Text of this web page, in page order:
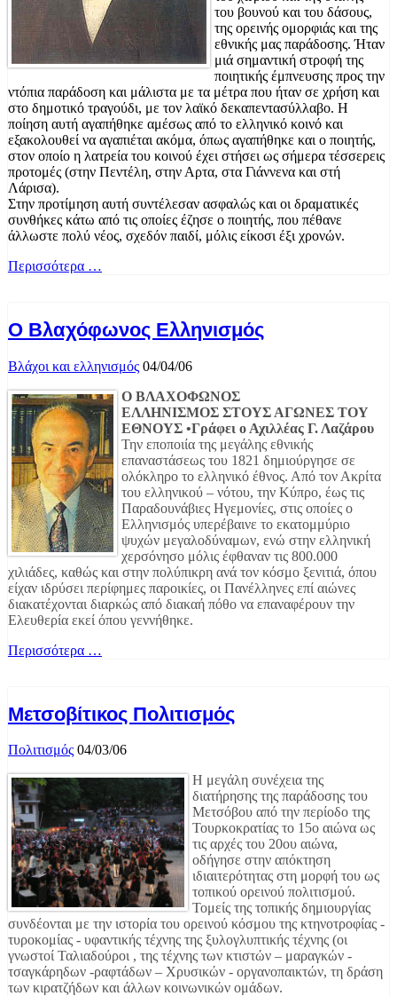
του βουνού και του δάσους,
της ορεινής ομορφιάς και της
εθνικής μας παράδοσης. Ήταν
μιά σημαντική στροφή της
ποιητικής έμπνευσης προς την
ντόπια παράδοση και μάλιστα με τα μέτρα που ήταν σε χρήση και
στο δημοτικό τραγούδι, με τον λαϊκό δεκαπεντασύλλαβο. H
ποίηση αυτή αγαπήθηκε αμέσως από το ελληνικό κοινό και
εξακολουθεί να αγαπιέται ακόμα, όπως αγαπήθηκε και ο ποιητής,
στον οποίο η λατρεία του κοινού έχει στήσει ως σήμερα τέσσερεις
προτομές (στην Πεντέλη, στην Αρτα, στα Γιάννενα και στή
Λάρισα).
Στην προτίμηση αυτή συντέλεσαν ασφαλώς και οι δραματικές
συνθήκες κάτω από τις οποίες έζησε ο ποιητής, που πέθανε
άλλωστε πολύ νέος, σχεδόν παιδί, μόλις είκοσι έξι χρονών.
Περισσότερα …
Ο Βλαχόφωνος Ελληνισμός
Βλάχοι και ελληνισμός 04/04/06
Ο ΒΛΑΧΟΦΩΝΟΣ
ΕΛΛΗΝΙΣΜΟΣ ΣΤΟΥΣ ΑΓΩΝΕΣ ΤΟΥ
ΕΘΝΟΥΣ •Γράφει ο Αχιλλέας Γ. Λαζάρου
Την εποποιία της μεγάλης εθνικής
επαναστάσεως του 1821 δημιούργησε σε
ολόκληρο το ελληνικό έθνος. Από τον Ακρίτα
του ελληνικού – νότου, την Κύπρο, έως τις
Παραδουνάβιες Ηγεμονίες, στις οποίες ο
Ελληνισμός υπερέβαινε το εκατομμύριο
ψυχών μεγαλοδύναμων, ενώ στην ελληνική
χερσόνησο μόλις έφθαναν τις 800.000
χιλιάδες, καθώς και στην πολύπικρη ανά τον κόσμο ξενιτιά, όπου
είχαν ιδρύσει περίφημες παροικίες, οι Πανέλληνες επί αιώνες
διακατέχονται διαρκώς από διακαή πόθο να επαναφέρουν την
Ελευθερία εκεί όπου γεννήθηκε.
Περισσότερα …
Μετσοβίτικος Πολιτισμός
Πολιτισμός 04/03/06
Η μεγάλη συνέχεια της
διατήρησης της παράδοσης του
Μετσόβου από την περίοδο της
Τουρκοκρατίας το 15ο αιώνα ως
τις αρχές του 20ου αιώνα,
οδήγησε στην απόκτηση
ιδιαιτερότητας στη μορφή του ως
τοπικού ορεινού πολιτισμού.
Τομείς της τοπικής δημιουργίας
συνδέονται με την ιστορία του ορεινού κόσμου της κτηνοτροφίας -
τυροκομίας - υφαντικής τέχνης της ξυλογλυπτικής τέχνης (οι
γνωστοί Ταλιαδούροι , της τέχνης των κτιστών – μαραγκών -
τσαγκάρηδων -ραφτάδων – Χρυσικών - οργανοπαικτών, τη δράση
των κιρατζήδων και άλλων κοινωνικών ομάδων.